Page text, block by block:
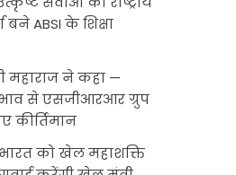
ABSI के शिक्षा
महाराज ने कहा —
से एसजीआरआर ग्रुप
कीर्तिमान
को खेल महाशक्ति